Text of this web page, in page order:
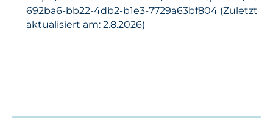
692ba6-bb22-4db2-b1e3-7729a63bf804 (Zuletzt
aktualisiert am: 2.8.2026)